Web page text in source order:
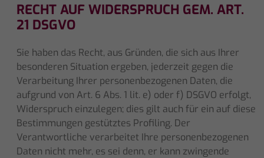
RECHT AUF WIDERSPRUCH GEM. ART.
21 DSGVO
Sie haben das Recht, aus Gründen, die sich aus Ihrer
besonderen Situation ergeben, jederzeit gegen die
Verarbeitung Ihrer personenbezogenen Daten, die
aufgrund von Art. 6 Abs. 1 lit. e) oder f) DSGVO erfolgt,
Widerspruch einzulegen; dies gilt auch für ein auf diese
Bestimmungen gestütztes Profiling. Der
Verantwortliche verarbeitet Ihre personenbezogenen
Daten nicht mehr, es sei denn, er kann zwingende